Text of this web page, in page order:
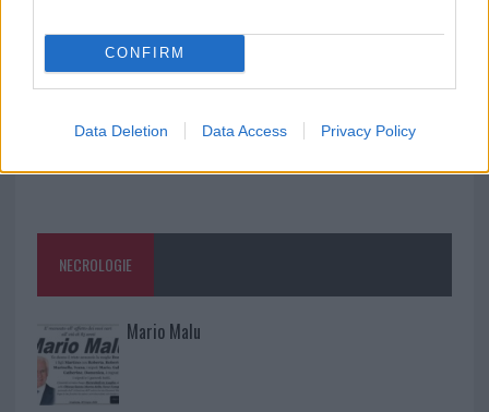
CONFIRM
Data Deletion Data Access Privacy Policy
NECROLOGIE
Mario Malu